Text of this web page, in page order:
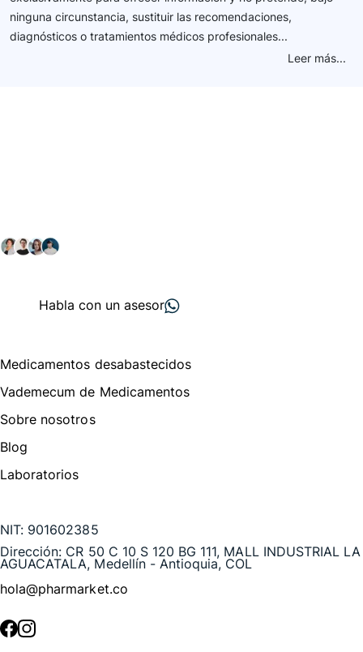
ninguna circunstancia, sustituir las recomendaciones,
diagnósticos o tratamientos médicos profesionales...
Leer más...
Habla con un asesor
Medicamentos desabastecidos
Vademecum de Medicamentos
Sobre nosotros
Blog
Laboratorios
NIT: 901602385
Dirección: CR 50 C 10 S 120 BG 111, MALL INDUSTRIAL LA
AGUACATALA, Medellín - Antioquia, COL
hola@pharmarket.co